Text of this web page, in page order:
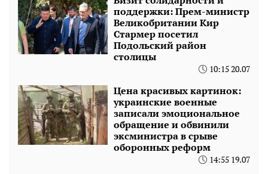
поддержки: Прем-министр
Великобритании Кир
Стармер посетил
Подольский район
столицы
10:15 20.07
Цена красивых картинок:
украинские военные
записали эмоциональное
обращение и обвинили
эксминистра в срыве
оборонных реформ
14:55 19.07